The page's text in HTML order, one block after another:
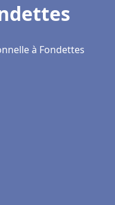
à Fondettes